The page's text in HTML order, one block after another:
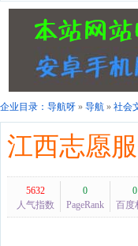
企业目录： 导航呀 » 导航 » 社会
江西志愿
5632
人气指数
0
PageRank
0
百度